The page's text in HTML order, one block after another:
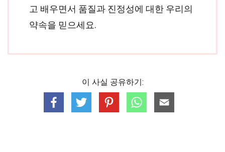
고 배우면서 품질과 진정성에 대한 우리의
약속을 믿으세요.
이 사실 공유하기: